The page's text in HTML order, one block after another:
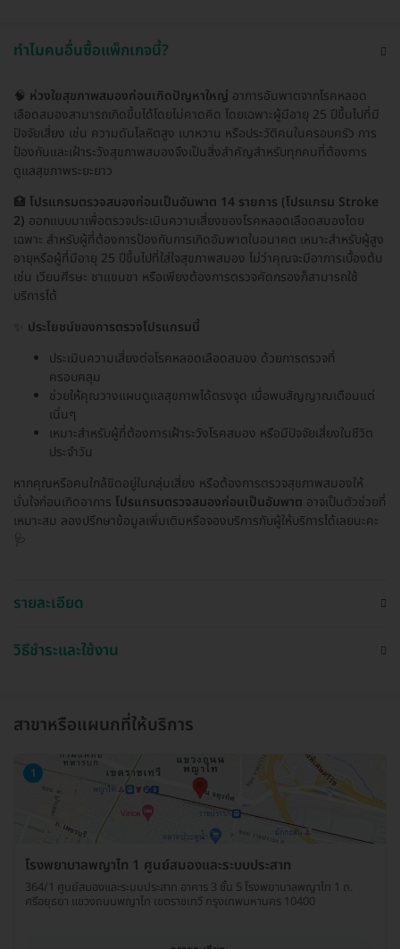
ทำไมคนอื่นซื้อแพ็กเกจนี้?
🧠 ห่วงใยสุขภาพสมองก่อนเกิดปัญหาใหญ่ อาการอัมพาตจากโรคหลอด
เลือดสมองสามารถเกิดขึ้นได้โดยไม่คาดคิด โดยเฉพาะผู้มีอายุ 25 ปีขึ้นไปที่มี
ปัจจัยเสี่ยง เช่น ความดันโลหิตสูง เบาหวาน หรือประวัติคนในครอบครัว การ
ป้องกันและเฝ้าระวังสุขภาพสมองจึงเป็นสิ่งสำคัญสำหรับทุกคนที่ต้องการ
ดูแลสุขภาพระยะยาว
🏥 โปรแกรมตรวจสมองก่อนเป็นอัมพาต 14 รายการ (โปรแกรม Stroke
2) ออกแบบมาเพื่อตรวจประเมินความเสี่ยงของโรคหลอดเลือดสมองโดย
เฉพาะ สำหรับผู้ที่ต้องการป้องกันการเกิดอัมพาตในอนาคต เหมาะสำหรับผู้สูง
อายุหรือผู้ที่มีอายุ 25 ปีขึ้นไปที่ใส่ใจสุขภาพสมอง ไม่ว่าคุณจะมีอาการเบื้องต้น
เช่น เวียนศีรษะ ชาแขนขา หรือเพียงต้องการตรวจคัดกรองก็สามารถใช้
บริการได้
ประโยชน์ของการตรวจโปรแกรมนี้
ประเมินความเสี่ยงต่อโรคหลอดเลือดสมอง ด้วยการตรวจที่
ครอบคลุม
ช่วยให้คุณวางแผนดูแลสุขภาพได้ตรงจุด เมื่อพบสัญญาณเตือนแต่
เนิ่นๆ
เหมาะสำหรับผู้ที่ต้องการเฝ้าระวังโรคสมอง หรือมีปัจจัยเสี่ยงในชีวิต
ประจำวัน
หากคุณหรือคนใกล้ชิดอยู่ในกลุ่มเสี่ยง หรือต้องการตรวจสุขภาพสมองให้
มั่นใจก่อนเกิดอาการ โปรแกรมตรวจสมองก่อนเป็นอัมพาต อาจเป็นตัวช่วยที่
เหมาะสม ลองปรึกษาข้อมูลเพิ่มเติมหรือจองบริการกับผู้ให้บริการได้เลยนะคะ
🩺
รายละเอียด
วิธีชำระและใช้งาน
สาขาหรือแผนกที่ให้บริการ
1
โรงพยาบาลพญาไท 1 ศูนย์สมองและระบบประสาท
364/1 ศูนย์สมองและระบบประสาท อาคาร 3 ชั้น 5 โรงพยาบาลพญาไท 1 ถ.
ศรีอยุธยา แขวงถนนพญาไท เขตราชเทวี กรุงเทพมหานคร 10400